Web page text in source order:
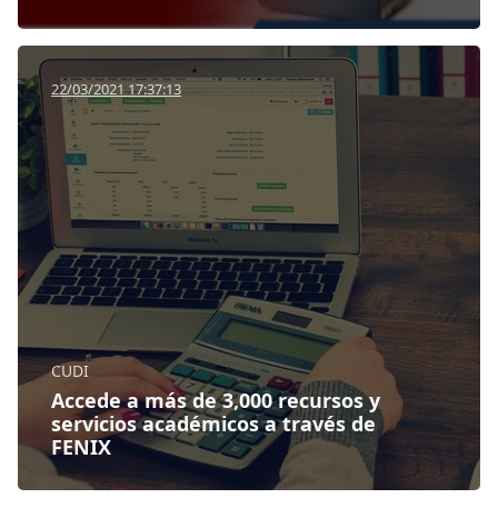
22/03/2021 17:37:13
CUDI
Accede a más de 3,000 recursos y
servicios académicos a través de
FENIX